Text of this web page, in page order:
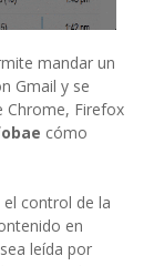
mandar un
Gmail y se
Chrome, Firefox
cómo
control de la
en
leída por